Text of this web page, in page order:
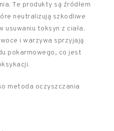
Te produkty są źródłem
neutralizują szkodliwe
usuwaniu toksyn z ciała.
i warzywa sprzyjają
pokarmowego, co jest
metoda oczyszczania